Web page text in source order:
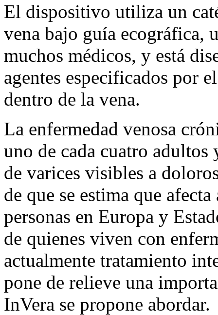
El dispositivo utiliza un
vena bajo guía ecográfica,
muchos médicos, y está
agentes especificados por
dentro de la vena.
La enfermedad venosa
uno de cada cuatro adultos
de varices visibles a
de que se estima que
personas en Europa y
de quienes viven con
actualmente tratamiento
pone de relieve una
InVera se propone abordar.